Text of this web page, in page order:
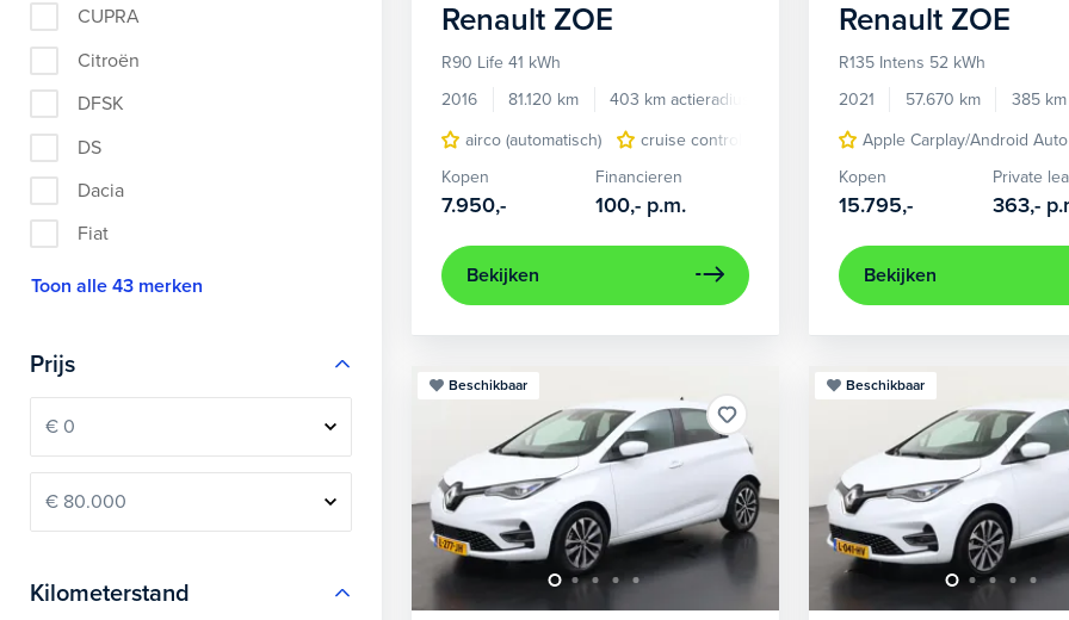
CUPRA
Citroën
DFSK
DS
Dacia
Fiat
Toon alle 43 merken
Prijs
Kilometerstand
Renault ZOE
R90 Life 41 kWh
2016
81.120 km 403 km actieradius
Elektrisch
airco (automatisch)
cruise control
navigatiesysteem full map
Kopen
7.950,-
Financieren
100,- p.m.
Bekijken
Renault ZOE
R135 Intens 52 kWh
2021
57.670 km 385 km
Apple Carplay/Android Auto
Kopen
15.795,-
Private
363,-
Bekijken
Beschikbaar Beschikbaar